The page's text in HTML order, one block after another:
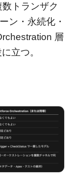
トランザク
ン・永続化・
層
立つ。